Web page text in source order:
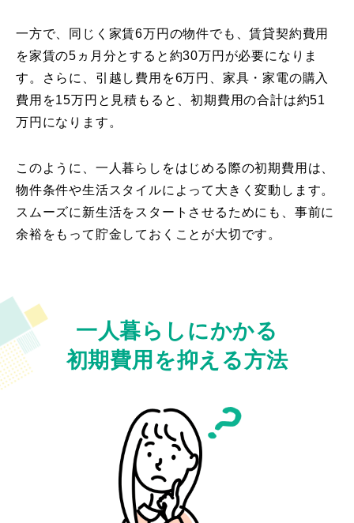
一方で、同じく家賃6万円の物件でも、賃貸契約費用
を家賃の5ヵ月分とすると約30万円が必要になりま
す。さらに、引越し費用を6万円、家具・家電の購入
費用を15万円と見積もると、初期費用の合計は約51
万円になります。
このように、一人暮らしをはじめる際の初期費用は、
物件条件や生活スタイルによって大きく変動します。
スムーズに新生活をスタートさせるためにも、事前に
余裕をもって貯金しておくことが大切です。
一人暮らしにかかる
初期費用を抑える方法